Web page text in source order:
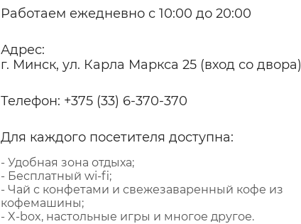
Работаем ежедневно с 10:00 до 20:00
Адрес:
г. Минск, ул. Карла Маркса 25 (вход со двора)
Телефон: +375 (33) 6-370-370
Для каждого посетителя доступна:
- Удобная зона отдыха;
- Бесплатный wi-fi;
- Чай с конфетами и свежезаваренный кофе из
кофемашины;
- X-box, настольные игры и многое другое.